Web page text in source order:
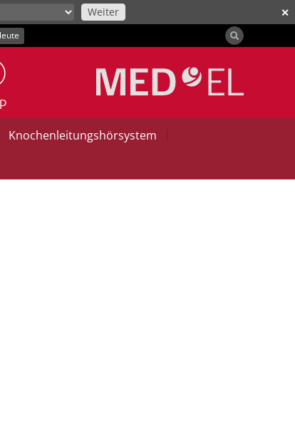
✕
Weiter
Knochenleitungshörsystem
|